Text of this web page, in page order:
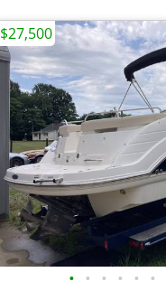
• • • • • •
$27,500